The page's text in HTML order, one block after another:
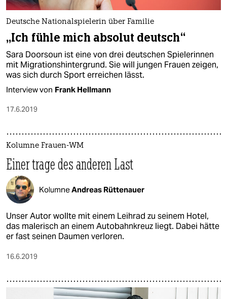
Deutsche Nationalspielerin über Familie
„Ich fühle mich absolut deutsch“
Sara Doorsoun ist eine von drei deutschen Spielerinnen
mit Migrationshintergrund. Sie will jungen Frauen zeigen,
was sich durch Sport erreichen lässt.
Interview von Frank Hellmann
17.6.2019
Kolumne Frauen-WM
Einer trage des anderen Last
KolumneAndreas Rüttenauer
Unser Autor wollte mit einem Leihrad zu seinem Hotel,
das malerisch an einem Autobahnkreuz liegt. Dabei hätte
er fast seinen Daumen verloren.
16.6.2019